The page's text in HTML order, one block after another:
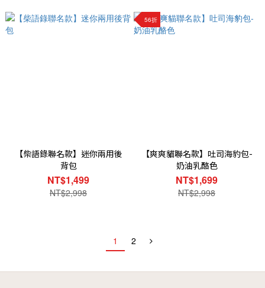
【柴語錄聯名款】迷你兩用後
背包
NT$1,499
NT$2,998
56折
【爽爽貓聯名款】吐司海豹包-
奶油乳酪色
NT$1,699
NT$2,998
1 2